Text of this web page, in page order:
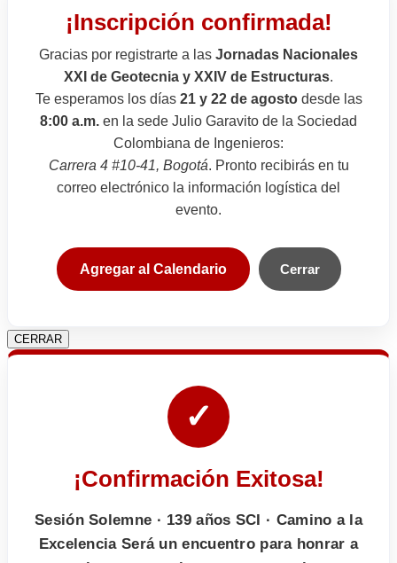
¡Inscripción confirmada!
Gracias por registrarte a las Jornadas Nacionales
XXI de Geotecnia y XXIV de Estructuras.
Te esperamos los días 21 y 22 de agostodesde las
8:00 a.m. en la sede Julio Garavito de la Sociedad
Colombiana de Ingenieros:
Carrera 4 #10-41, Bogotá. Pronto recibirás en tu
correo electrónico la información logística del
evento.
Agregar al Calendario Cerrar
CERRAR
✓
¡Confirmación Exitosa!
Sesión Solemne · 139 años SCI · Camino a la
Excelencia Será un encuentro para honrar a